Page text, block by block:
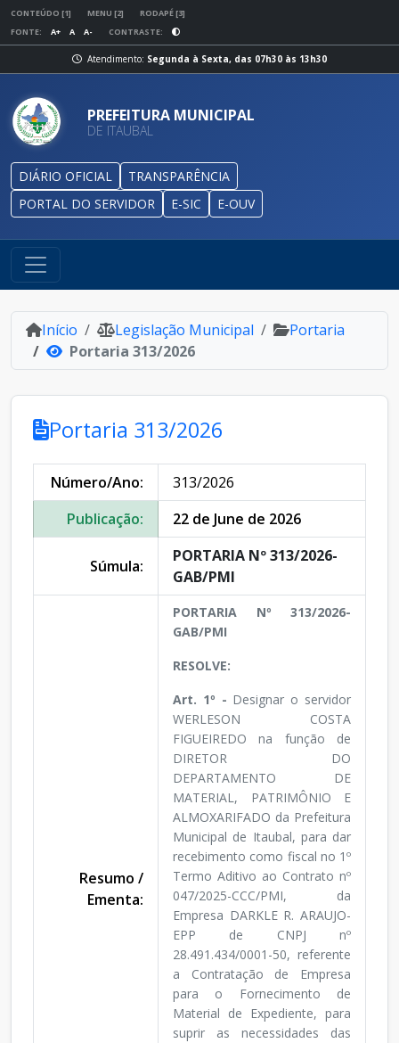
CONTEÚDO [1] MENU [2]
RODAPÉ [3]
FONTE:
A+ A A- CONTRASTE:
Atendimento: Segunda à Sexta, das 07h30 às 13h30
PREFEITURA MUNICIPAL
DE ITAUBAL
DIÁRIO OFICIAL
TRANSPARÊNCIA
PORTAL DO SERVIDOR
E-SIC E-OUV
Início Legislação Municipal
Portaria
Portaria 313/2026
Portaria 313/2026
Número/Ano:
313/2026
Publicação:
22 de June de 2026
Súmula:
PORTARIA Nº 313/2026-
GAB/PMI
Resumo /
Ementa:
PORTARIA Nº 313/2026-
GAB/PMI
RESOLVE:
Art. 1º - Designar o servidor
WERLESON COSTA
FIGUEIREDO na função de
DIRETOR DO
DEPARTAMENTO DE
MATERIAL, PATRIMÔNIO E
ALMOXARIFADO da Prefeitura
Municipal de Itaubal, para dar
recebimento como fiscal no 1º
Termo Aditivo ao Contrato nº
047/2025-CCC/PMI, da
Empresa DARKLE R. ARAUJO-
EPP de CNPJ nº
28.491.434/0001-50, referente
a Contratação de Empresa
para o Fornecimento de
Material de Expediente, para
suprir as necessidades das